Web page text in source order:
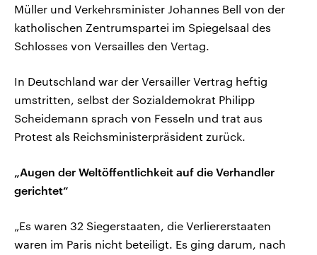
Müller und Verkehrsminister Johannes Bell von der
katholischen Zentrumspartei im Spiegelsaal des
Schlosses von Versailles den Vertag.
In Deutschland war der Versailler Vertrag heftig
umstritten, selbst der Sozialdemokrat Philipp
Scheidemann sprach von Fesseln und trat aus
Protest als Reichsministerpräsident zurück.
„Augen der Weltöffentlichkeit auf die Verhandler
gerichtet“
„Es waren 32 Siegerstaaten, die Verliererstaaten
waren im Paris nicht beteiligt. Es ging darum, nach